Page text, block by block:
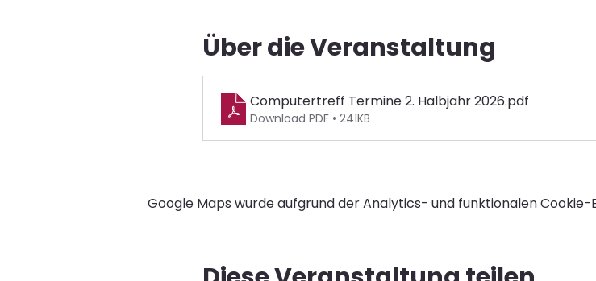
Über die Veranstaltung
Computertreff Termine 2. Halbjahr 2026.pdf
Download PDF • 241KB
Google Maps wurde aufgrund der Analytics- und funktionalen